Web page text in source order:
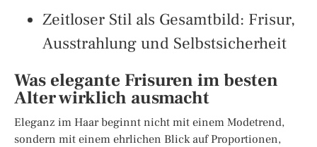
Zeitloser Stil als Gesamtbild: Frisur,
Ausstrahlung und Selbstsicherheit
Was elegante Frisuren im besten
Alter wirklich ausmacht
Eleganz im Haar beginnt nicht mit einem Modetrend,
sondern mit einem ehrlichen Blick auf Proportionen,